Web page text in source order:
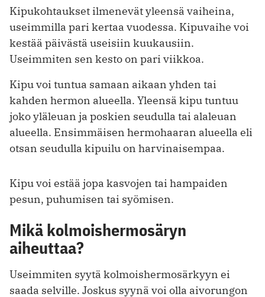
Kipukohtaukset ilmenevät yleensä vaiheina,
useimmilla pari kertaa vuodessa. Kipuvaihe voi
kestää päivästä useisiin kuukausiin.
Useimmiten sen kesto on pari viikkoa.
Kipu voi tuntua samaan aikaan yhden tai
kahden hermon alueella. Yleensä kipu tuntuu
joko yläleuan ja poskien seudulla tai alaleuan
alueella. Ensimmäisen hermohaaran alueella eli
otsan seudulla kipuilu on harvinaisempaa.
Kipu voi estää jopa kasvojen tai hampaiden
pesun, puhumisen tai syömisen.
Mikä kolmoishermosäryn
aiheuttaa?
Useimmiten syytä kolmoishermosärkyyn ei
saada selville. Joskus syynä voi olla aivorungon